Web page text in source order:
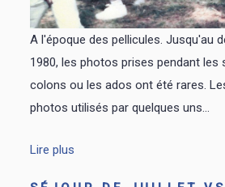
A l'époque des pellicules. Jusqu'au
1980, les photos prises pendant les
colons ou les ados ont été rares.
photos utilisés par quelques uns...
Lire plus